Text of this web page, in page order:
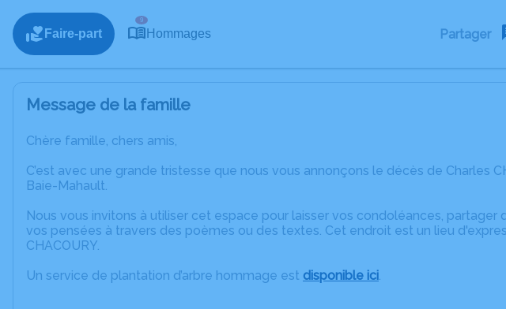
Faire-part
9
Hommages Partager
Message de la famille
Chère famille, chers amis,
C’est avec une grande tristesse que nous vous annonçons le décès de Charles
Baie-Mahault.
Nous vous invitons à utiliser cet espace pour laisser vos condoléances,
vos pensées à travers des poèmes ou des textes. Cet endroit est un lieu
CHACOURY.
Un service de plantation d’arbre hommage est disponible ici.